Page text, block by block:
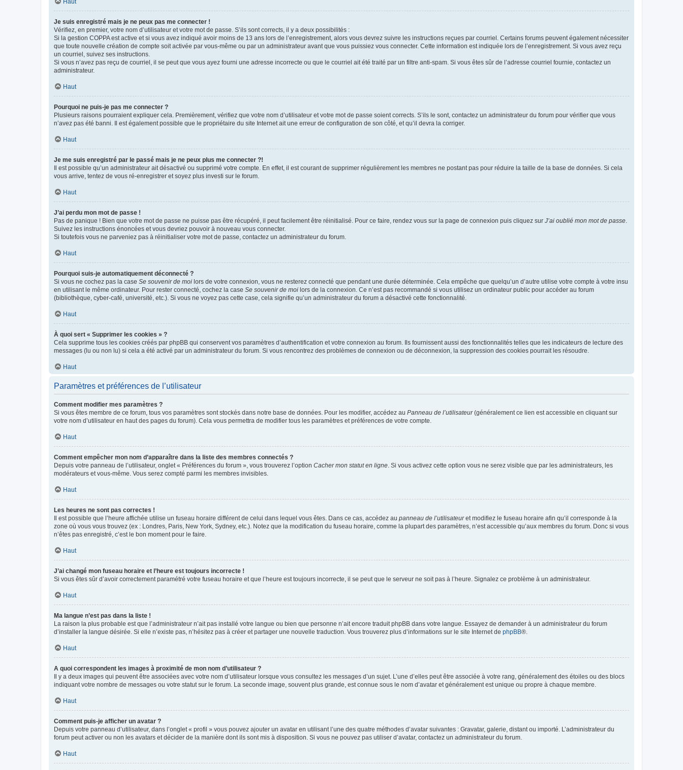
Je suis enregistré mais je ne peux pas me connecter !
Vérifiez, en premier, votre nom d’utilisateur et votre mot de passe. S’ils sont corrects, il y a deux possibilités :
Si la gestion COPPA est active et si vous avez indiqué avoir moins de 13 ans lors de l’enregistrement, alors vous devrez suivre les instructions reçues par courriel. Certains forums peuvent également nécessiter
que toute nouvelle création de compte soit activée par vous-même ou par un administrateur avant que vous puissiez vous connecter. Cette information est indiquée lors de l’enregistrement. Si vous avez reçu
un courriel, suivez ses instructions.
Si vous n’avez pas reçu de courriel, il se peut que vous ayez fourni une adresse incorrecte ou que le courriel ait été traité par un filtre anti-spam. Si vous êtes sûr de l’adresse courriel fournie, contactez un
administrateur.
Haut
Pourquoi ne puis-je pas me connecter ?
Plusieurs raisons pourraient expliquer cela. Premièrement, vérifiez que votre nom d’utilisateur et votre mot de passe soient corrects. S’ils le sont, contactez un administrateur du forum pour vérifier que vous
n’avez pas été banni. Il est également possible que le propriétaire du site Internet ait une erreur de configuration de son côté, et qu’il devra la corriger.
Haut
Je me suis enregistré par le passé mais je ne peux plus me connecter ?!
Il est possible qu’un administrateur ait désactivé ou supprimé votre compte. En effet, il est courant de supprimer régulièrement les membres ne postant pas pour réduire la taille de la base de données. Si cela
vous arrive, tentez de vous ré-enregistrer et soyez plus investi sur le forum.
Haut
J’ai perdu mon mot de passe !
Pas de panique ! Bien que votre mot de passe ne puisse pas être récupéré, il peut facilement être réinitialisé. Pour ce faire, rendez vous sur la page de connexion puis cliquez sur J’ai oublié mon mot de passe
Suivez les instructions énoncées et vous devriez pouvoir à nouveau vous connecter.
Si toutefois vous ne parveniez pas à réinitialiser votre mot de passe, contactez un administrateur du forum.
Haut
Pourquoi suis-je automatiquement déconnecté ?
Si vous ne cochez pas la case Se souvenir de moi lors de votre connexion, vous ne resterez connecté que pendant une durée déterminée. Cela empêche que quelqu’un d’autre utilise votre compte à votre insu
en utilisant le même ordinateur. Pour rester connecté, cochez la case Se souvenir de moi lors de la connexion. Ce n’est pas recommandé si vous utilisez un ordinateur public pour accéder au forum
(bibliothèque, cyber-café, université, etc.). Si vous ne voyez pas cette case, cela signifie qu’un administrateur du forum a désactivé cette fonctionnalité.
Haut
À quoi sert « Supprimer les cookies » ?
Cela supprime tous les cookies créés par phpBB qui conservent vos paramètres d’authentification et votre connexion au forum. Ils fournissent aussi des fonctionnalités telles que les indicateurs de lecture des
messages (lu ou non lu) si cela a été activé par un administrateur du forum. Si vous rencontrez des problèmes de connexion ou de déconnexion, la suppression des cookies pourrait les résoudre.
Haut
Paramètres et préférences de l’utilisateur
Comment modifier mes paramètres ?
Si vous êtes membre de ce forum, tous vos paramètres sont stockés dans notre base de données. Pour les modifier, accédez au Panneau de l’utilisateur(généralement ce lien est accessible en cliquant sur
votre nom d’utilisateur en haut des pages du forum). Cela vous permettra de modifier tous les paramètres et préférences de votre compte.
Haut
Comment empêcher mon nom d’apparaître dans la liste des membres connectés ?
Depuis votre panneau de l’utilisateur, onglet « Préférences du forum », vous trouverez l’option Cacher mon statut en ligne . Si vous activez cette option vous ne serez visible que par les administrateurs, les
modérateurs et vous-même. Vous serez compté parmi les membres invisibles.
Haut
Les heures ne sont pas correctes !
Il est possible que l’heure affichée utilise un fuseau horaire différent de celui dans lequel vous êtes. Dans ce cas, accédez au panneau de l’utilisateuret modifiez le fuseau horaire afin qu’il corresponde à la
zone où vous vous trouvez (ex : Londres, Paris, New York, Sydney, etc.). Notez que la modification du fuseau horaire, comme la plupart des paramètres, n’est accessible qu’aux membres du forum. Donc si vous
n’êtes pas enregistré, c’est le bon moment pour le faire.
Haut
J’ai changé mon fuseau horaire et l’heure est toujours incorrecte !
Si vous êtes sûr d’avoir correctement paramétré votre fuseau horaire et que l’heure est toujours incorrecte, il se peut que le serveur ne soit pas à l’heure. Signalez ce problème à un administrateur.
Haut
Ma langue n’est pas dans la liste !
La raison la plus probable est que l’administrateur n’ait pas installé votre langue ou bien que personne n’ait encore traduit phpBB dans votre langue. Essayez de demander à un administrateur du forum
d’installer la langue désirée. Si elle n’existe pas, n’hésitez pas à créer et partager une nouvelle traduction. Vous trouverez plus d’informations sur le site Internet de phpBB®.
Haut
A quoi correspondent les images à proximité de mon nom d’utilisateur ?
Il y a deux images qui peuvent être associées avec votre nom d’utilisateur lorsque vous consultez les messages d’un sujet. L’une d’elles peut être associée à votre rang, généralement des étoiles ou des blocs
indiquant votre nombre de messages ou votre statut sur le forum. La seconde image, souvent plus grande, est connue sous le nom d’avatar et généralement est unique ou propre à chaque membre.
Haut
Comment puis-je afficher un avatar ?
Depuis votre panneau d’utilisateur, dans l’onglet « profil » vous pouvez ajouter un avatar en utilisant l’une des quatre méthodes d’avatar suivantes : Gravatar, galerie, distant ou importé. L’administrateur du
forum peut activer ou non les avatars et décider de la manière dont ils sont mis à disposition. Si vous ne pouvez pas utiliser d’avatar, contactez un administrateur du forum.
Haut